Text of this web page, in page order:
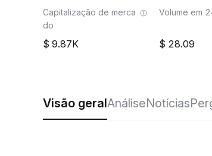
Capitalização de merca
do
9.87K
Volume em
28.09
Visão geralAnáliseNotícias